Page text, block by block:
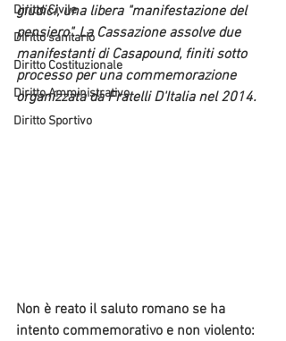
Diritto Civile
Diritto sanitario
Diritto Costituzionale
Diritto Amministrativo
Diritto Sportivo
giudici, una libera "manifestazione del
pensiero". La Cassazione assolve due
manifestanti di Casapound, finiti sotto
processo per una commemorazione
organizzata da Fratelli D'Italia nel 2014.
Non è reato il saluto romano se ha
intento commemorativo e non violento: